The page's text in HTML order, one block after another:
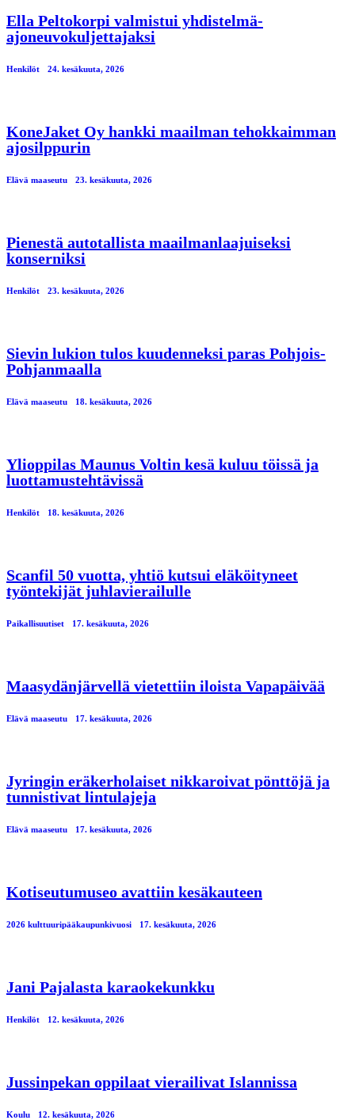
Ella Peltokorpi valmistui yhdistelmä-
ajoneuvokuljettajaksi
Henkilöt 24. kesäkuuta, 2026
KoneJaket Oy hankki maailman tehokkaimman
ajosilppurin
Elävä maaseutu 23. kesäkuuta, 2026
Pienestä autotallista maailmanlaajuiseksi
konserniksi
Henkilöt 23. kesäkuuta, 2026
Sievin lukion tulos kuudenneksi paras Pohjois-
Pohjanmaalla
Elävä maaseutu 18. kesäkuuta, 2026
Ylioppilas Maunus Voltin kesä kuluu töissä ja
luottamustehtävissä
Henkilöt 18. kesäkuuta, 2026
Scanfil 50 vuotta, yhtiö kutsui eläköityneet
työntekijät juhlavierailulle
Paikallisuutiset 17. kesäkuuta, 2026
Maasydänjärvellä vietettiin iloista Vapapäivää
Elävä maaseutu 17. kesäkuuta, 2026
Jyringin eräkerholaiset nikkaroivat pönttöjä ja
tunnistivat lintulajeja
Elävä maaseutu 17. kesäkuuta, 2026
Kotiseutumuseo avattiin kesäkauteen
2026 kulttuuripääkaupunkivuosi 17. kesäkuuta, 2026
Jani Pajalasta karaokekunkku
Henkilöt 12. kesäkuuta, 2026
Jussinpekan oppilaat vierailivat Islannissa
Koulu 12. kesäkuuta, 2026